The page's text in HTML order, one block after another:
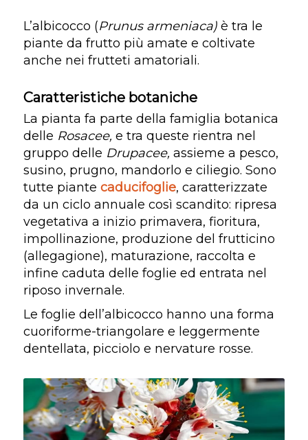
L’albicocco (Prunus armeniaca) è tra le
piante da frutto più amate e coltivate
anche nei frutteti amatoriali.
Caratteristiche botaniche
La pianta fa parte della famiglia botanica
delle Rosacee, e tra queste rientra nel
gruppo delle Drupacee, assieme a pesco,
susino, prugno, mandorlo e ciliegio. Sono
tutte piante caducifoglie, caratterizzate
da un ciclo annuale così scandito: ripresa
vegetativa a inizio primavera, fioritura,
impollinazione, produzione del frutticino
(allegagione), maturazione, raccolta e
infine caduta delle foglie ed entrata nel
riposo invernale.
Le foglie dell’albicocco hanno una forma
cuoriforme-triangolare e leggermente
dentellata, picciolo e nervature rosse.